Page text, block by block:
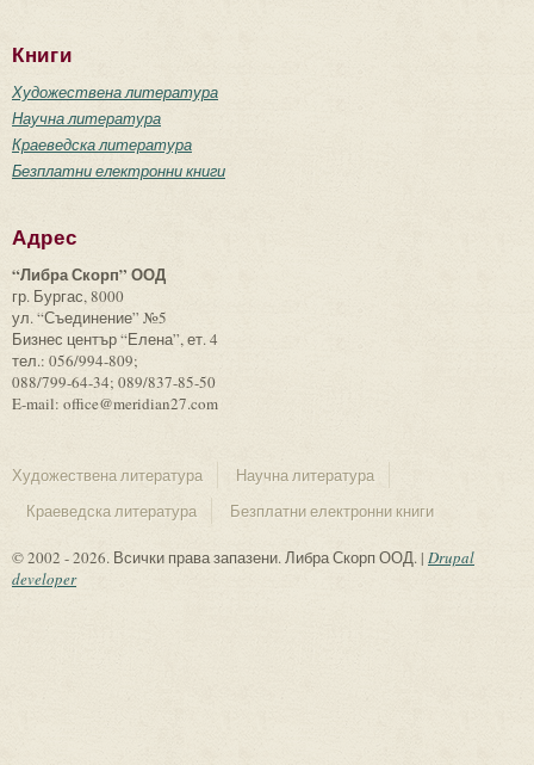
Книги
Художествена литература
Научна литература
Краеведска литература
Безплатни електронни книги
Адрес
“Либра Скорп” ООД
гр. Бургас, 8000
ул. “Съединение” №5
Бизнес център “Елена”, ет. 4
тел.: 056/994-809;
088/799-64-34; 089/837-85-50
E-mail: office@meridian27.com
Художествена литература
Научна литература
Краеведска литература
Безплатни електронни книги
© 2002 - 2026. Всички права запазени. Либра Скорп ООД. | Drupal
developer